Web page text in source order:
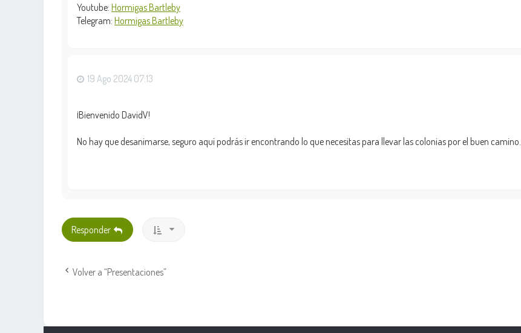
Youtube: Hormigas Bartleby
Telegram: Hormigas Bartleby
19 Ago 2024 07:13
¡Bienvenido DavidV!
No hay que desanimarse, seguro aquí podrás ir encontrando lo que necesitas para llevar las colonias por el buen camino.
Responder
Volver a “Presentaciones”